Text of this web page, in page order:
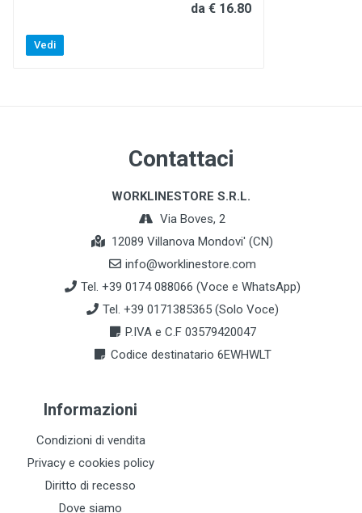
da € 16.80
Vedi
Contattaci
WORKLINESTORE S.R.L.
Via Boves, 2
12089 Villanova Mondovi' (CN)
info@worklinestore.com
Tel. +39 0174 088066 (Voce e WhatsApp)
Tel. +39 0171385365 (Solo Voce)
P.IVA e C.F 03579420047
Codice destinatario 6EWHWLT
Informazioni
Condizioni di vendita
Privacy e cookies policy
Diritto di recesso
Dove siamo